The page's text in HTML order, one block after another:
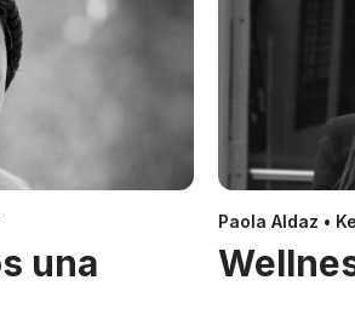
una
Paola Aldaz •